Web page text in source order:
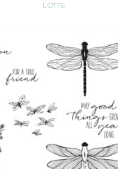
LOTTE